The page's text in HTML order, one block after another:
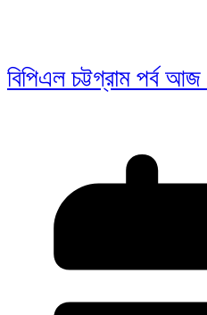
বিপিএল চট্টগ্রাম পর্ব